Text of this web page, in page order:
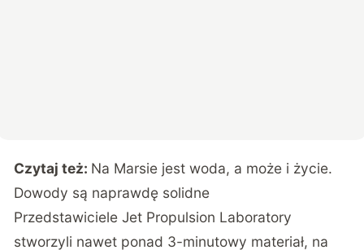
Czytaj też: Na Marsie jest woda, a może i życie.
Dowody są naprawdę solidne
Przedstawiciele Jet Propulsion Laboratory
stworzyli nawet ponad 3-minutowy materiał, na